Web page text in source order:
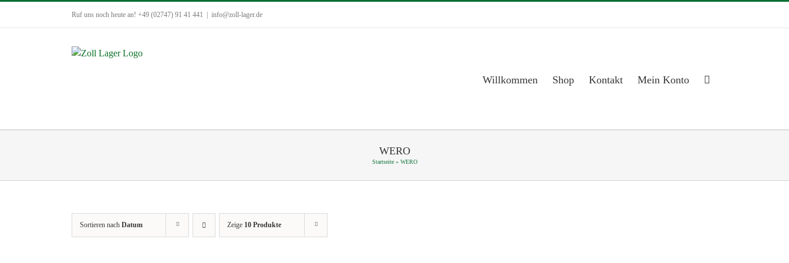
Ruf uns noch heute an! +49 (02747) 91 41 441 info@zoll-lager.de
Willkommen Shop Kontakt Mein Konto
WERO
Startseite» WERO
Sortieren nach Datum Zeige 10 Produkte